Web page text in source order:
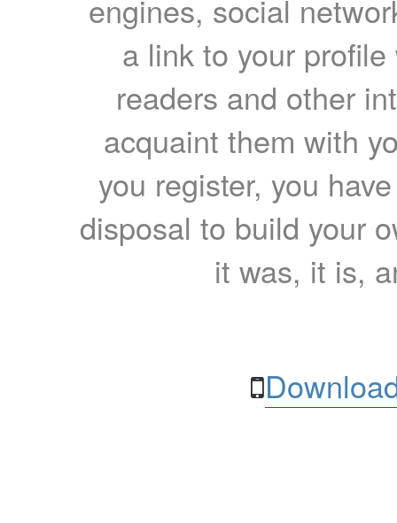
engines, social
a link to your
readers and other
acquaint them with
you register, you
disposal to build your
it was, it is,